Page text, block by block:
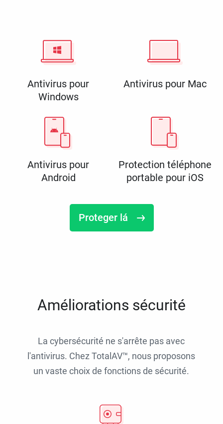
Antivirus pour
Windows
Antivirus pour Mac
Antivirus pour
Android
Protection téléphone
portable pour iOS
Proteger lá
Améliorations sécurité
La cybersécurité ne s'arrête pas avec
l'antivirus. Chez TotalAV™, nous proposons
un vaste choix de fonctions de sécurité.